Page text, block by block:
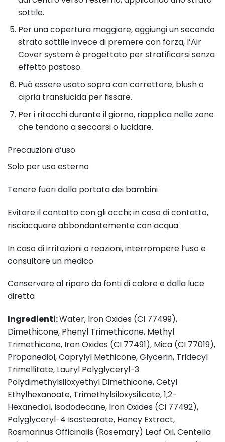
sottile.
Per una copertura maggiore, aggiungi un secondo
strato sottile invece di premere con forza, l’Air
Cover system è progettato per stratificarsi senza
effetto pastoso.
Può essere usato sopra con correttore, blush o
cipria translucida per fissare.
Per i ritocchi durante il giorno, riapplica nelle zone
che tendono a seccarsi o lucidare.
Precauzioni d’uso
Solo per uso esterno
Tenere fuori dalla portata dei bambini
Evitare il contatto con gli occhi; in caso di contatto,
risciacquare abbondantemente con acqua
In caso di irritazioni o reazioni, interrompere l’uso e
consultare un medico
Conservare al riparo da fonti di calore e dalla luce
diretta
Ingredienti:Water, Iron Oxides (CI 77499),
Dimethicone, Phenyl Trimethicone, Methyl
Trimethicone, Iron Oxides (CI 77491), Mica (CI 77019),
Propanediol, Caprylyl Methicone, Glycerin, Tridecyl
Trimellitate, Lauryl Polyglyceryl-3
Polydimethylsiloxyethyl Dimethicone, Cetyl
Ethylhexanoate, Trimethylsiloxysilicate, 1,2-
Hexanediol, Isododecane, Iron Oxides (CI 77492),
Polyglyceryl-4 Isostearate, Honey Extract,
Rosmarinus Officinalis (Rosemary) Leaf Oil, Centella